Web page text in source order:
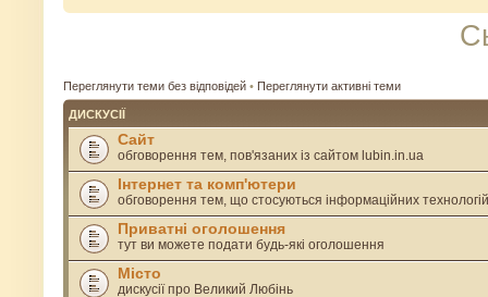
Переглянути теми без відповідей • Переглянути активні теми
ДИСКУСІЇ
Сайт
обговорення тем, пов'язаних із сайтом lubin.in.ua
Інтернет та комп'ютери
обговорення тем, що стосуються інформаційних технологій
Приватні оголошення
тут ви можете подати будь-які оголошення
Місто
дискусії про Великий Любінь